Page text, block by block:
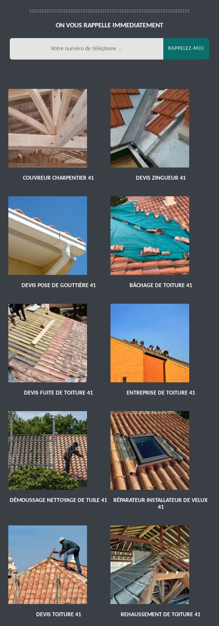
ON VOUS RAPPELLE IMMEDIATEMENT
COUVREUR CHARPENTIER 41 DEVIS ZINGUEUR 41
DEVIS POSE DE GOUTTIÈRE 41 BÂCHAGE DE TOITURE 41
DEVIS FUITE DE TOITURE 41 ENTREPRISE DE TOITURE 41
DÉMOUSSAGE NETTOYAGE DE TUILE 41
RÉPARATEUR INSTALLATEUR DE VELUX
41
DEVIS TOITURE 41 REHAUSSEMENT DE TOITURE 41